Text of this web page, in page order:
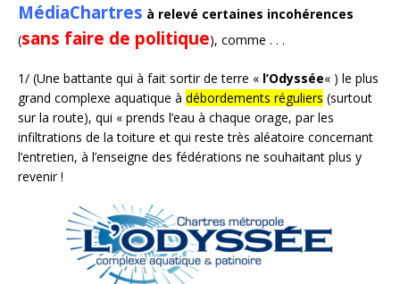
MédiaChartres à relevé certaines incohérences
(sans faire de politique), comme . . .
1/ (Une battante qui à fait sortir de terre « l’Odyssée« ) le plus
grand complexe aquatique à débordements réguliers (surtout
sur la route), qui « prends l’eau à chaque orage, par les
infiltrations de la toiture et qui reste très aléatoire concernant
l’entretien, à l’enseigne des fédérations ne souhaitant plus y
revenir !